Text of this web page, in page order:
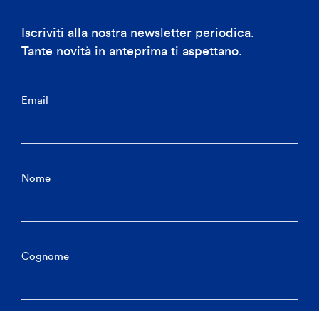
Iscriviti alla nostra newsletter periodica.
Tante novità in anteprima ti aspettano.
Email
Nome
Cognome